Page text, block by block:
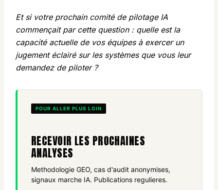
Et si votre prochain comité de pilotage IA
commençait par cette question : quelle est la
capacité actuelle de vos équipes à exercer un
jugement éclairé sur les systèmes que vous leur
demandez de piloter ?
POUR ALLER PLUS LOIN
RECEVOIR LES PROCHAINES
ANALYSES
Methodologie GEO, cas d'audit anonymises,
signaux marche IA. Publications regulieres.